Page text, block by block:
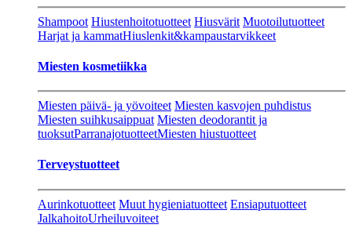
Shampoot Hiustenhoitotuotteet Hiusvärit Muotoilutuotteet
Harjat ja kammatHiuslenkit&kampaustarvikkeet
Miesten kosmetiikka
Miesten päivä- ja yövoiteet Miesten kasvojen puhdistus
Miesten suihkusaippuat Miesten deodorantit ja
tuoksutParranajotuotteetMiesten hiustuotteet
Terveystuotteet
Aurinkotuotteet Muut hygieniatuotteet Ensiaputuotteet
JalkahoitoUrheiluvoiteet